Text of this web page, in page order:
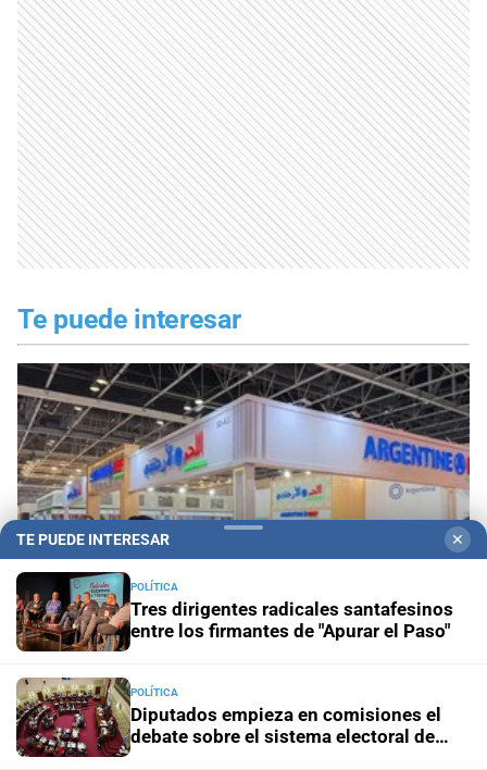
Te puede interesar
CARSFE respaldó el aporte al IPCVA, aunque
reclama cambios en el funcionamiento del
Instituto
TE PUEDE INTERESAR ✕
POLÍTICA
Tres dirigentes radicales santafesinos
entre los firmantes de "Apurar el Paso"
POLÍTICA
Diputados empieza en comisiones el
debate sobre el sistema electoral de